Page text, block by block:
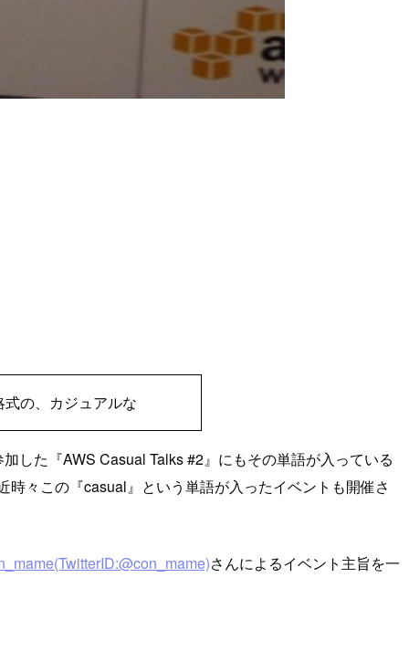
の、カジュアルな
した『AWS Casual Talks #2』にもその単語が入っている
々この『casual』という単語が入ったイベントも開催さ
さんによるイベント主旨を一